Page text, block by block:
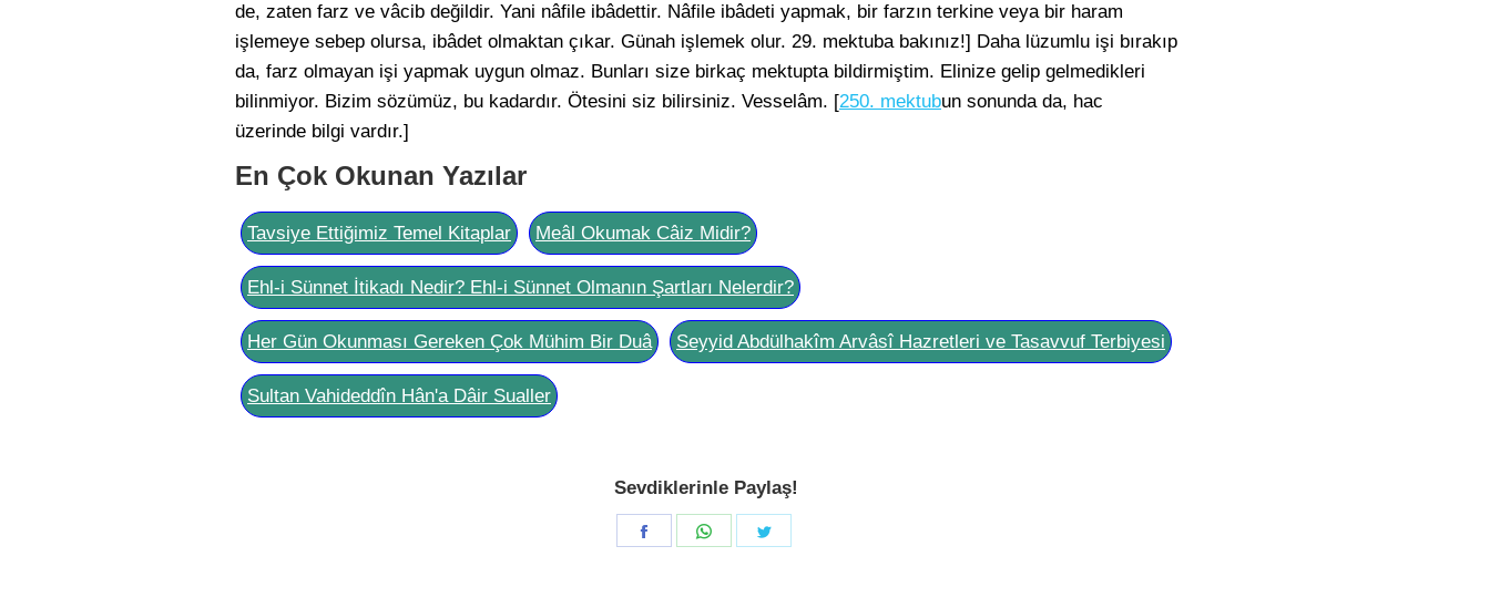
de, zaten farz ve vâcib değildir. Yani nâfile ibâdettir. Nâfile ibâdeti yapmak, bir farzın terkine veya bir haram
işlemeye sebep olursa, ibâdet olmaktan çıkar. Günah işlemek olur. 29. mektuba bakınız!] Daha lüzumlu işi bırakıp
da, farz olmayan işi yapmak uygun olmaz. Bunları size birkaç mektupta bildirmiştim. Elinize gelip gelmedikleri
bilinmiyor. Bizim sözümüz, bu kadardır. Ötesini siz bilirsiniz. Vesselâm. [250. mektubun sonunda da, hac
üzerinde bilgi vardır.]
En Çok Okunan Yazılar
Tavsiye Ettiğimiz Temel Kitaplar Meâl Okumak Câiz Midir?
Ehl-i Sünnet İtikadı Nedir? Ehl-i Sünnet Olmanın Şartları Nelerdir?
Her Gün Okunması Gereken Çok Mühim Bir Duâ Seyyid Abdülhakîm Arvâsî Hazretleri ve Tasavvuf Terbiyesi
Sultan Vahideddîn Hân'a Dâir Sualler
Sevdiklerinle Paylaş!
Share
Share